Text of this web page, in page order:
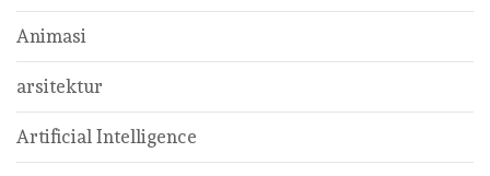
Animasi
arsitektur
Artificial Intelligence